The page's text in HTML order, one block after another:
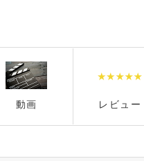
動画 レビュー